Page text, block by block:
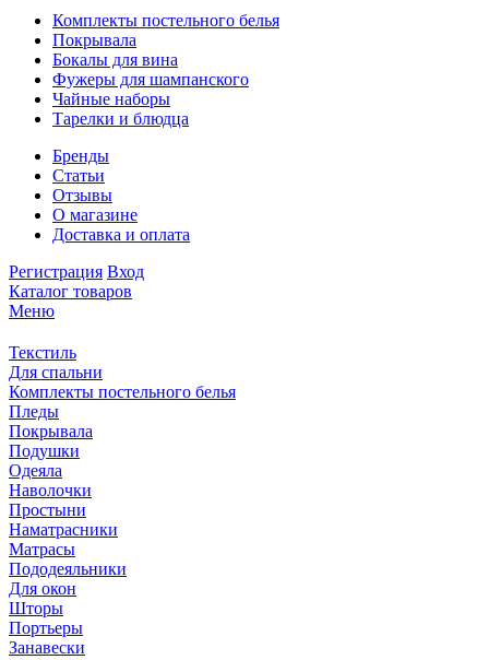
Комплекты постельного белья
Покрывала
Бокалы для вина
Фужеры для шампанского
Чайные наборы
Тарелки и блюдца
Бренды
Статьи
Отзывы
О магазине
Доставка и оплата
Регистрация Вход
Каталог товаров
Меню
Текстиль
Для спальни
Комплекты постельного белья
Пледы
Покрывала
Подушки
Одеяла
Наволочки
Простыни
Наматрасники
Матрасы
Пододеяльники
Для окон
Шторы
Портьеры
Занавески